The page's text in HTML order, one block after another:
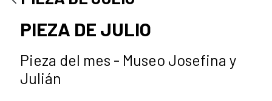
PIEZA DE JULIO
Pieza del mes - Museo Josefina y
Julián